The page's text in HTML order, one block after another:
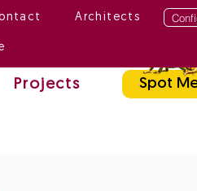
Projects Spot
Architects